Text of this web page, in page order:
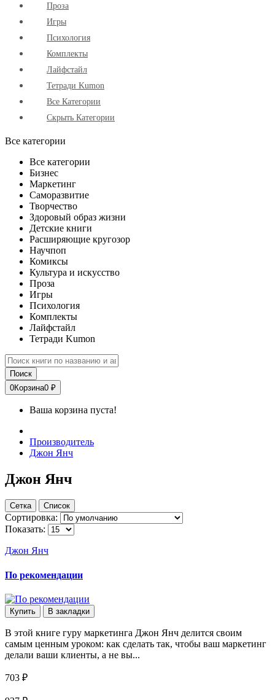
Проза
Игры
Психология
Комплекты
Лайфстайл
Тетради Kumon
Все Категории
Скрыть Категории
Все категории
Все категории
Бизнес
Маркетинг
Саморазвитие
Творчество
Здоровый образ жизни
Детские книги
Расширяющие кругозор
Научпоп
Комиксы
Культура и искусство
Проза
Игры
Психология
Комплекты
Лайфстайл
Тетради Kumon
Поиск
0Корзина0 ₽
Ваша корзина пуста!
Производитель
Джон Янч
Джон Янч
Сетка Список
Сортировка:
Показать:
Джон Янч
По рекомендации
Купить В закладки
В этой книге гуру маркетинга Джон Янч делится своим
самым ценным уроком: как сделать так, чтобы ваш маркетинг
делали ваши клиенты, а не вы...
703 ₽